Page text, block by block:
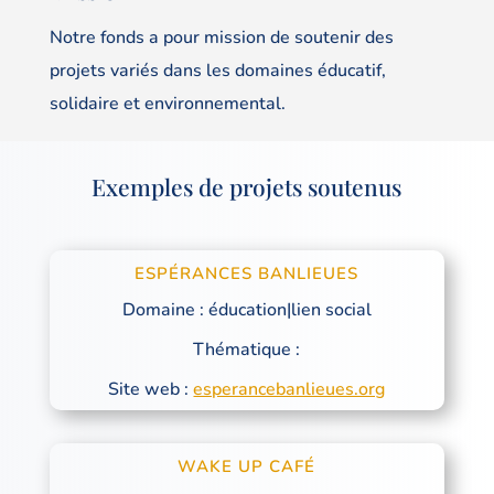
Notre fonds a pour mission de soutenir des
projets variés dans les domaines éducatif,
solidaire et environnemental.
Exemples de projets soutenus
ESPÉRANCES BANLIEUES
Domaine : éducation|lien social
Thématique :
Site web :esperancebanlieues.org
WAKE UP CAFÉ